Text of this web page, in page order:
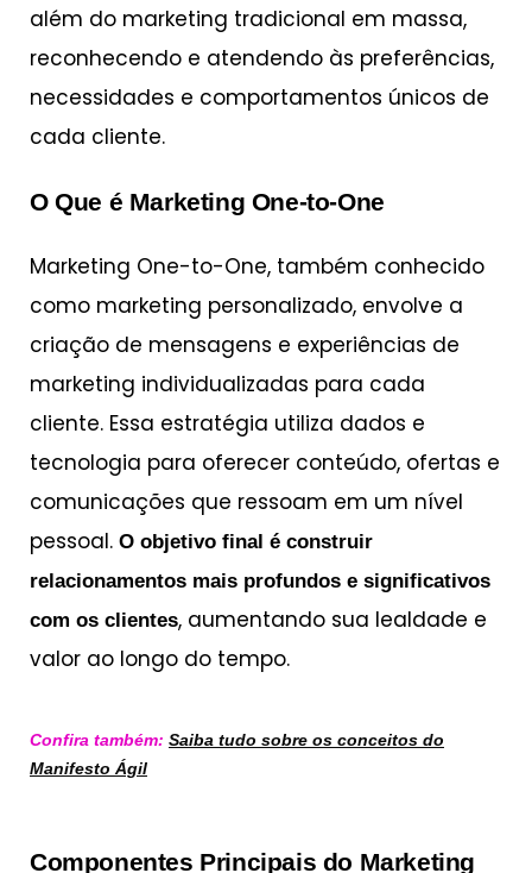
além do marketing tradicional em massa,
reconhecendo e atendendo às preferências,
necessidades e comportamentos únicos de
cada cliente.
O Que é Marketing One-to-One
Marketing One-to-One, também conhecido
como marketing personalizado, envolve a
criação de mensagens e experiências de
marketing individualizadas para cada
cliente. Essa estratégia utiliza dados e
tecnologia para oferecer conteúdo, ofertas e
comunicações que ressoam em um nível
pessoal. O objetivo final é construir
relacionamentos mais profundos e significativos
com os clientes, aumentando sua lealdade e
valor ao longo do tempo.
Confira também: Saiba tudo sobre os conceitos do
Manifesto Ágil
Componentes Principais do Marketing